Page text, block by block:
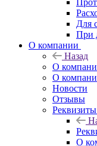
Для
При
О компании
Назад
О
О
Новости
Отзывы
Реквизиты
О